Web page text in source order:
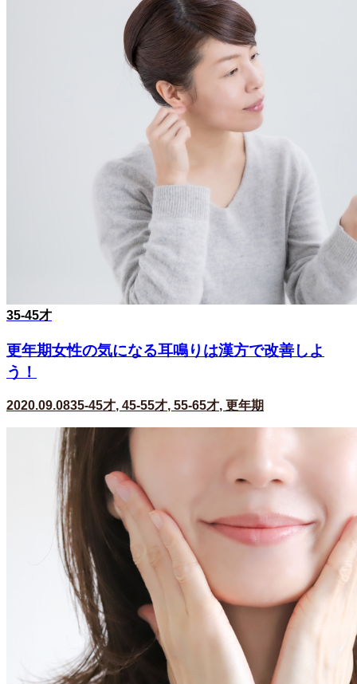
35-45才
更年期女性の気になる耳鳴りは漢方で改善しよ
う！
2020.09.0835-45才, 45-55才, 55-65才, 更年期